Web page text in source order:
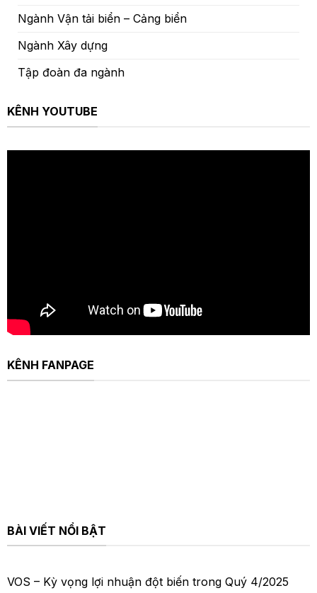
Ngành Vận tải biển – Cảng biển
Ngành Xây dựng
Tập đoàn đa ngành
KÊNH YOUTUBE
KÊNH FANPAGE
BÀI VIẾT NỔI BẬT
VOS – Kỳ vọng lợi nhuận đột biến trong Quý 4/2025